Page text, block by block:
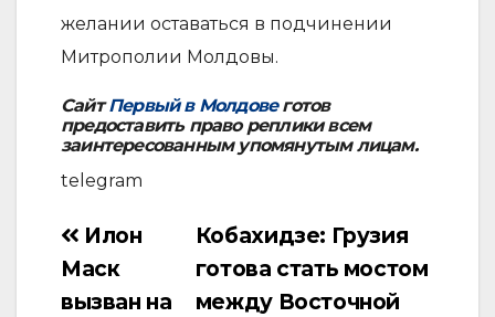
желании оставаться в подчинении
Митрополии Молдовы.
СайтПервый в Молдовеготов
предоставить право реплики всем
заинтересованным упомянутым лицам.
telegram
Навигация
по
Кобахидзе: Грузия
готова стать мостом
между Восточной
Илон
Маск
вызван на